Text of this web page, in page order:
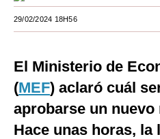
Lujo
Viajes
Moda
Estilos
Mundo
29/02/2024 18H56
El Ministerio de
(MEF) aclaró cuál
aprobarse un nuevo
Hace unas horas, la